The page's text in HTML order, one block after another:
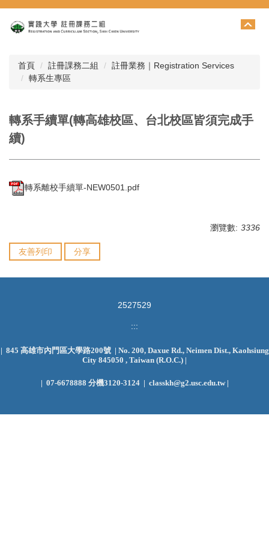
跳
到
主
首頁 註冊課務二組
註冊業務｜Registration Services
轉系生專區
轉系手續單(轉高雄校區、台北校區皆須完成手
續)
轉系離校手續單-NEW0501.pdf
瀏覽數: 3336
友善列印 分享
2527529
:::
| 845 高雄市內門區大學路200號 | No. 200, Daxue Rd., Neimen Dist., Kaohsiung
City 845050 , Taiwan (R.O.C.)
07-6678888 分機3120-3124 | classkh@g2.usc.edu.tw |